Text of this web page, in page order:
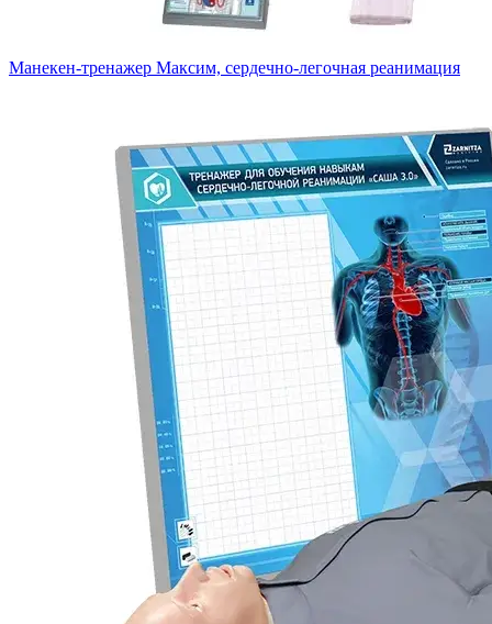
Манекен-тренажер Максим, сердечно-легочная реанимация